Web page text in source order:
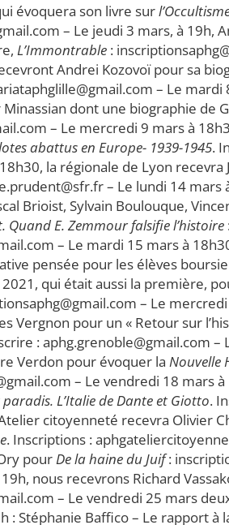
évoquera son livre sur
– Le jeudi 3 mars, à 19h,
L’Immontrable :
Andrei Kozovoï pour sa
– Le mardi
dont une biographie de
– Le mercredi 9 mars à
abattus en Europe- 1939-1945.
la régionale de Lyon
– Le lundi 14
Brioist, Sylvain Boulouque,
E. Zemmour falsifie l’histoire
– Le mardi 15 mars à
pensée pour les élèves
qui était aussi la première,
– Le
Vergnon pour un « Retour sur
: aphg.grenoble@gmail.com
Verdon pour évoquer la Nouvelle
– Le vendredi 18 mars
paradis. L’Italie de Dante et Giotto.
Atelier citoyenneté recevra Olivier
. Inscriptions :
pourDe la haine du Juif:
nous recevrons Richard
– Le vendredi 25 mars
: Stéphanie Baffico – Le rapport